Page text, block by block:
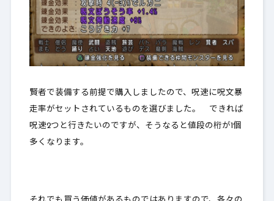
賢者で装備する前提で購入しましたので、呪速に呪文暴
走率がセットされているものを選びました。 できれば
呪速2つと行きたいのですが、そうなると値段の桁が1個
多くなります。